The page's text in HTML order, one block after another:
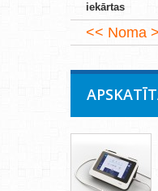
iekārtas
Noma